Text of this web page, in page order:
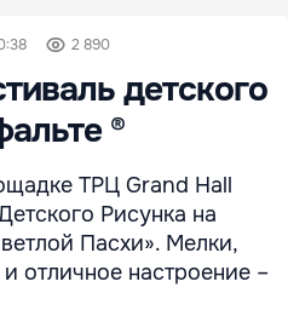
2 890
детского
®
ТРЦ Grand Нall
Рисунка на
Пасхи». Мелки,
отличное настроение –